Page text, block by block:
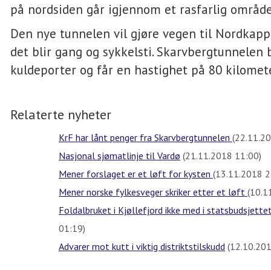
på nordsiden går igjennom et rasfarlig
Den nye tunnelen vil gjøre vegen til
det blir gang og sykkelsti. Skarvbergtunnelen
kuldeporter og får en hastighet på 80
Relaterte nyheter
KrF har lånt penger fra Skarvbergtunnelen
Nasjonal sjømatlinje til Vardø (21.11.2018 11:00)
Mener forslaget er et løft for kysten (13.11.2018
Mener norske fylkesveger skriker etter et løft
Foldalbruket i Kjøllefjord ikke med i
01:19)
Advarer mot kutt i viktig distriktstilskudd